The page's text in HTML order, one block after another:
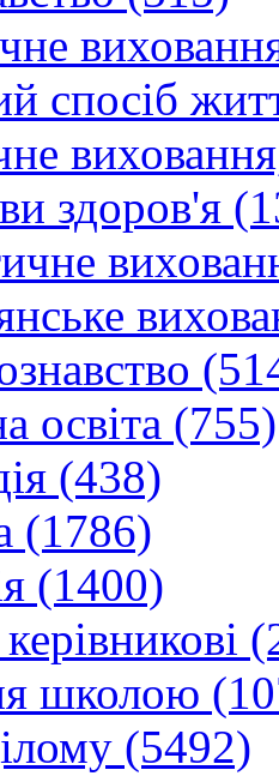
спосіб
здоров'я
освіта (755)
(438)
(1786)
(1400)
школою
(5492)